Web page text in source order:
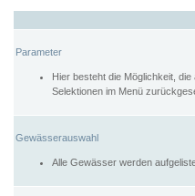
Parameter
Hier besteht die Möglichkeit,
Selektionen im Menü
Gewässerauswahl
Alle Gewässer werden